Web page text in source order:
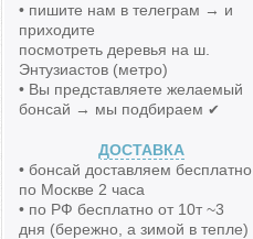
• пишите нам в телеграм → и
приходите
посмотреть деревья на ш.
Энтузиастов (метро)
• Вы представляете желаемый
бонсай → мы подбираем ✔
ДОСТАВКА
• бонсай доставляем бесплатно
по Москве 2 часа
• по РФ бесплатно от 10т ~3
дня (бережно, а зимой в тепле)